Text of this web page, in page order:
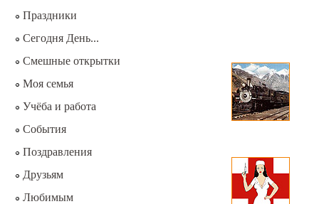
Праздники
Сегодня День...
Смешные открытки
Моя семья
Учёба и работа
События
Поздравления
Друзьям
Любимым